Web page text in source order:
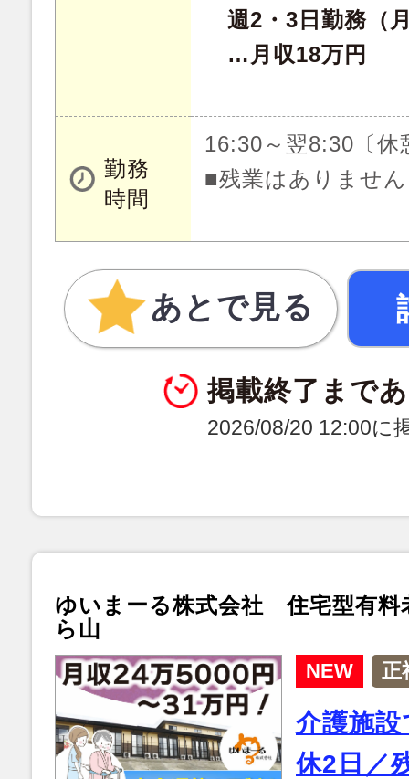
週2・3日勤務（
…月収18万円
勤務
時間
16:30～翌8:30〔休
■残業はありませ
あとで見る
掲載終了まで
2026/08/20 12:00に
ゆいまーる株式会社 住宅型有料
ら山
NEW 正
介護施
休2日／